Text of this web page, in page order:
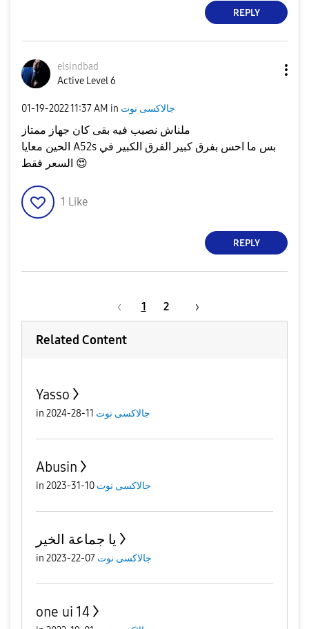
REPLY
elsindbad
Active Level 6
‎01-19-202211:37 AM in جالاكسى نوت
ملناش نصيب فيه بقى كان جهاز ممتاز
الحين معايا A52s بس ما احس بفرق كبير الفرق الكبير في
😍
1 Like
REPLY
1 2
Related Content
Yasso
in جالاكسى نوت 11-28-2024
Abusin
in جالاكسى نوت 10-31-2023
يا جماعة الخير
in جالاكسى نوت 07-22-2023
one ui 14